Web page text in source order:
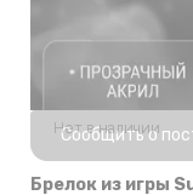
Нет в наличии
Сообщить о
Брелок из игры